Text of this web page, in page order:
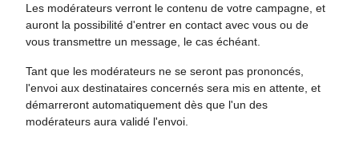
Les modérateurs verront le contenu de votre campagne, et
auront la possibilité d'entrer en contact avec vous ou de
vous transmettre un message, le cas échéant.
Tant que les modérateurs ne se seront pas prononcés,
l'envoi aux destinataires concernés sera mis en attente, et
démarreront automatiquement dès que l'un des
modérateurs aura validé l'envoi.